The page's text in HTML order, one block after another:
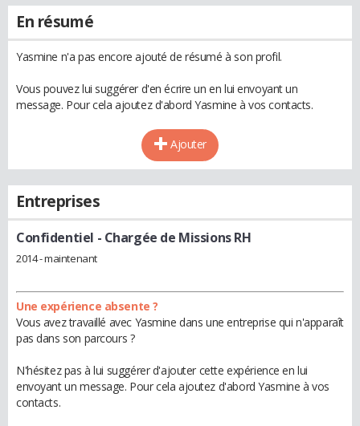
En résumé
Yasmine n'a pas encore ajouté de résumé à son profil.
Vous pouvez lui suggérer d'en écrire un en lui envoyant un
message. Pour cela ajoutez d'abord Yasmine à vos contacts.
Ajouter
Entreprises
Confidentiel - Chargée de Missions RH
2014 - maintenant
Une expérience absente ?
Vous avez travaillé avec Yasmine dans une entreprise qui n'apparaît
pas dans son parcours ?
N'hésitez pas à lui suggérer d'ajouter cette expérience en lui
envoyant un message. Pour cela ajoutez d'abord Yasmine à vos
contacts.